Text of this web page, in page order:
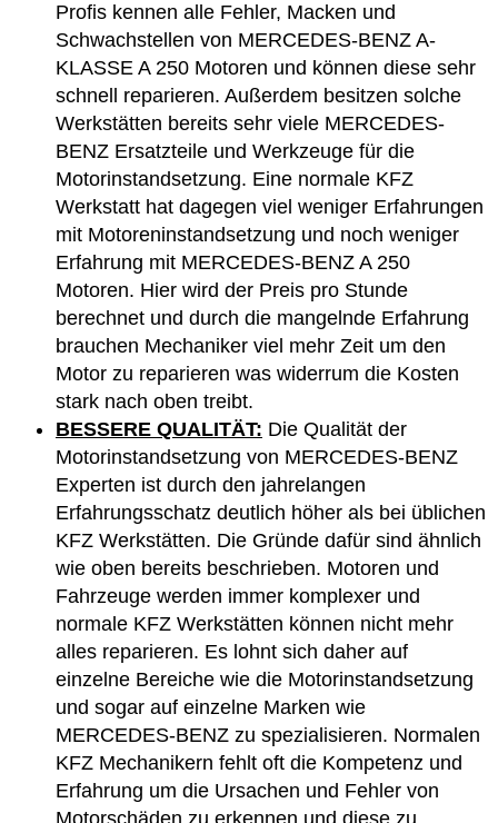
Profis kennen alle Fehler, Macken und
Schwachstellen von MERCEDES-BENZ A-
KLASSE A 250 Motoren und können diese sehr
schnell reparieren. Außerdem besitzen solche
Werkstätten bereits sehr viele MERCEDES-
BENZ Ersatzteile und Werkzeuge für die
Motorinstandsetzung. Eine normale KFZ
Werkstatt hat dagegen viel weniger Erfahrungen
mit Motoreninstandsetzung und noch weniger
Erfahrung mit MERCEDES-BENZ A 250
Motoren. Hier wird der Preis pro Stunde
berechnet und durch die mangelnde Erfahrung
brauchen Mechaniker viel mehr Zeit um den
Motor zu reparieren was widerrum die Kosten
stark nach oben treibt.
BESSERE QUALITÄT: Die Qualität der
Motorinstandsetzung von MERCEDES-BENZ
Experten ist durch den jahrelangen
Erfahrungsschatz deutlich höher als bei üblichen
KFZ Werkstätten. Die Gründe dafür sind ähnlich
wie oben bereits beschrieben. Motoren und
Fahrzeuge werden immer komplexer und
normale KFZ Werkstätten können nicht mehr
alles reparieren. Es lohnt sich daher auf
einzelne Bereiche wie die Motorinstandsetzung
und sogar auf einzelne Marken wie
MERCEDES-BENZ zu spezialisieren. Normalen
KFZ Mechanikern fehlt oft die Kompetenz und
Erfahrung um die Ursachen und Fehler von